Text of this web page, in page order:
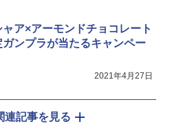
ア×アーモンドチョコレート
ンプラが当たるキャンペー
2021年4月27日
連記事を見る